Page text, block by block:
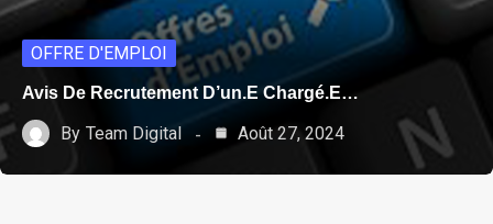
OFFRE D'EMPLOI
Avis De Recrutement D’un.e Chargé.e…
By Team Digital Août 27, 2024